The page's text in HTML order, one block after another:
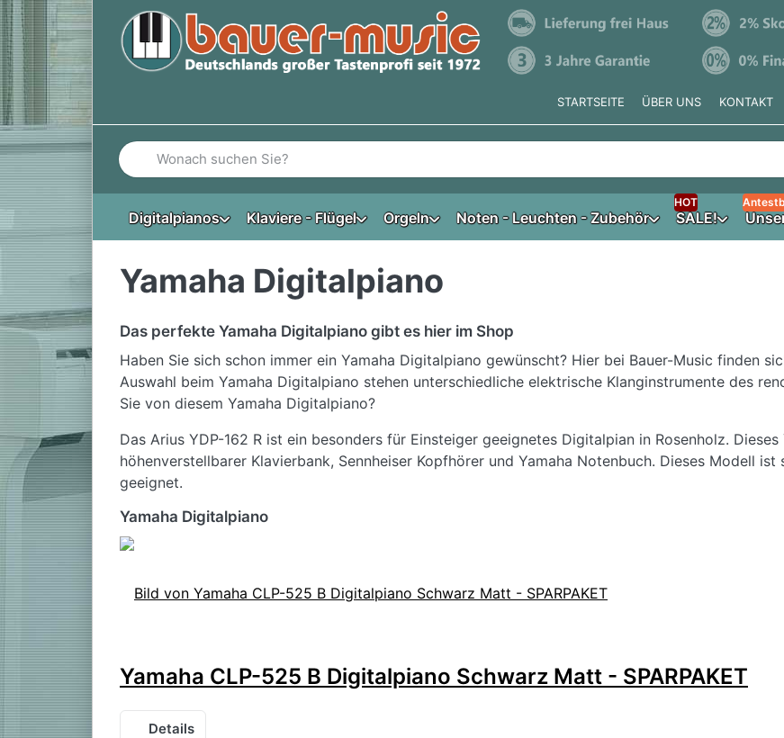
STARTSEITE ÜBER UNS KONTAKT
Geben Sie einen Suchbegriff ein. Während Sie tippen, erscheinen automatisch erste Ergebnisse.
Digitalpianos Klaviere - Flügel Orgeln Noten - Leuchten - Zubehör SALE!
HOT
Yamaha Digitalpiano
Das perfekte Yamaha Digitalpiano gibt es hier im Shop
Haben Sie sich schon immer ein Yamaha Digitalpiano gewünscht? Hier bei Bauer-Music finden
Auswahl beim Yamaha Digitalpiano stehen unterschiedliche elektrische Klanginstrumente des
Sie von diesem Yamaha Digitalpiano?
Das Arius YDP-162 R ist ein besonders für Einsteiger geeignetes Digitalpian in Rosenholz.
höhenverstellbarer Klavierbank, Sennheiser Kopfhörer und Yamaha Notenbuch. Dieses Modell
geeignet.
Yamaha Digitalpiano
Yamaha CLP-525 B Digitalpiano Schwarz Matt - SPARPAKET
Details